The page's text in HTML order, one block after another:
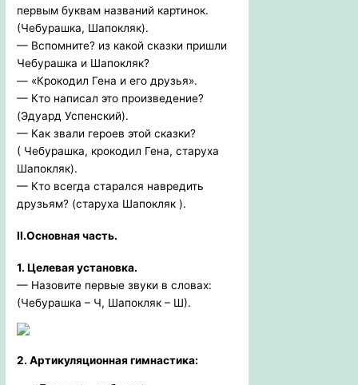
первым буквам названий картинок.
(Чебурашка, Шапокляк).
— Вспомните? из какой сказки пришли
Чебурашка и Шапокляк?
— «Крокодил Гена и его друзья».
— Кто написал это произведение?
(Эдуард Успенский).
— Как звали героев этой сказки?
( Чебурашка, крокодил Гена, старуха
Шапокляк).
— Кто всегда старался навредить
друзьям? (старуха Шапокляк ).
II.Основная часть.
1. Целевая установка.
— Назовите первые звуки в словах:
(Чебурашка – Ч, Шапокляк – Ш).
2. Артикуляционная гимнастика: